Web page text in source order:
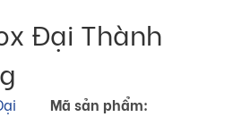
Đại Thành
Mã sản phẩm: